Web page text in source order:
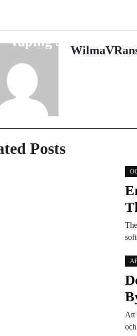
Vaping Solutions
Posts
Att